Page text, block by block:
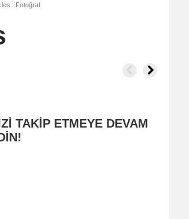
: Fotoğraf
TAKİP ETMEYE DEVAM